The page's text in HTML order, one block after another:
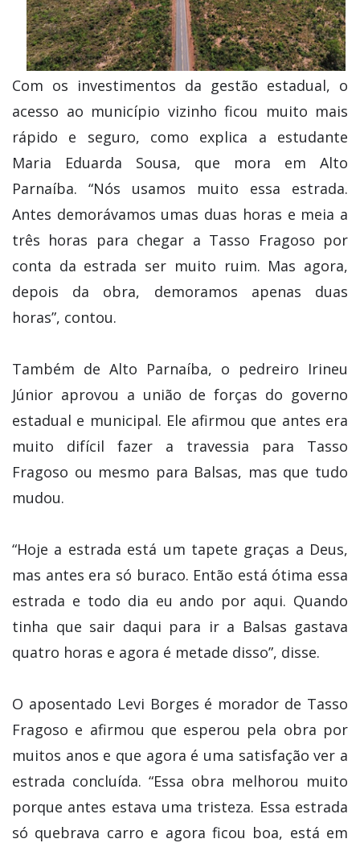
Com os investimentos da gestão estadual, o
acesso ao município vizinho ficou muito mais
rápido e seguro, como explica a estudante
Maria Eduarda Sousa, que mora em Alto
Parnaíba. “Nós usamos muito essa estrada.
Antes demorávamos umas duas horas e meia a
três horas para chegar a Tasso Fragoso por
conta da estrada ser muito ruim. Mas agora,
depois da obra, demoramos apenas duas
horas”, contou.
Também de Alto Parnaíba, o pedreiro Irineu
Júnior aprovou a união de forças do governo
estadual e municipal. Ele afirmou que antes era
muito difícil fazer a travessia para Tasso
Fragoso ou mesmo para Balsas, mas que tudo
mudou.
“Hoje a estrada está um tapete graças a Deus,
mas antes era só buraco. Então está ótima essa
estrada e todo dia eu ando por aqui. Quando
tinha que sair daqui para ir a Balsas gastava
quatro horas e agora é metade disso”, disse.
O aposentado Levi Borges é morador de Tasso
Fragoso e afirmou que esperou pela obra por
muitos anos e que agora é uma satisfação ver a
estrada concluída. “Essa obra melhorou muito
porque antes estava uma tristeza. Essa estrada
só quebrava carro e agora ficou boa, está em